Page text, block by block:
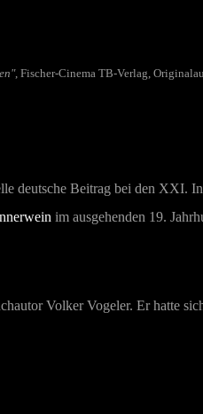
, Fischer-Cinema TB-Verlag,
deutsche Beitrag bei den XXI.
im ausgehenden 19.
Volker Vogeler. Er hatte